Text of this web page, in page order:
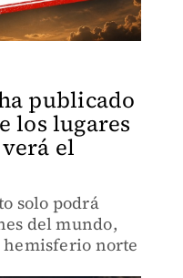
publicado
los lugares
el
solo podrá
del mundo,
hemisferio norte